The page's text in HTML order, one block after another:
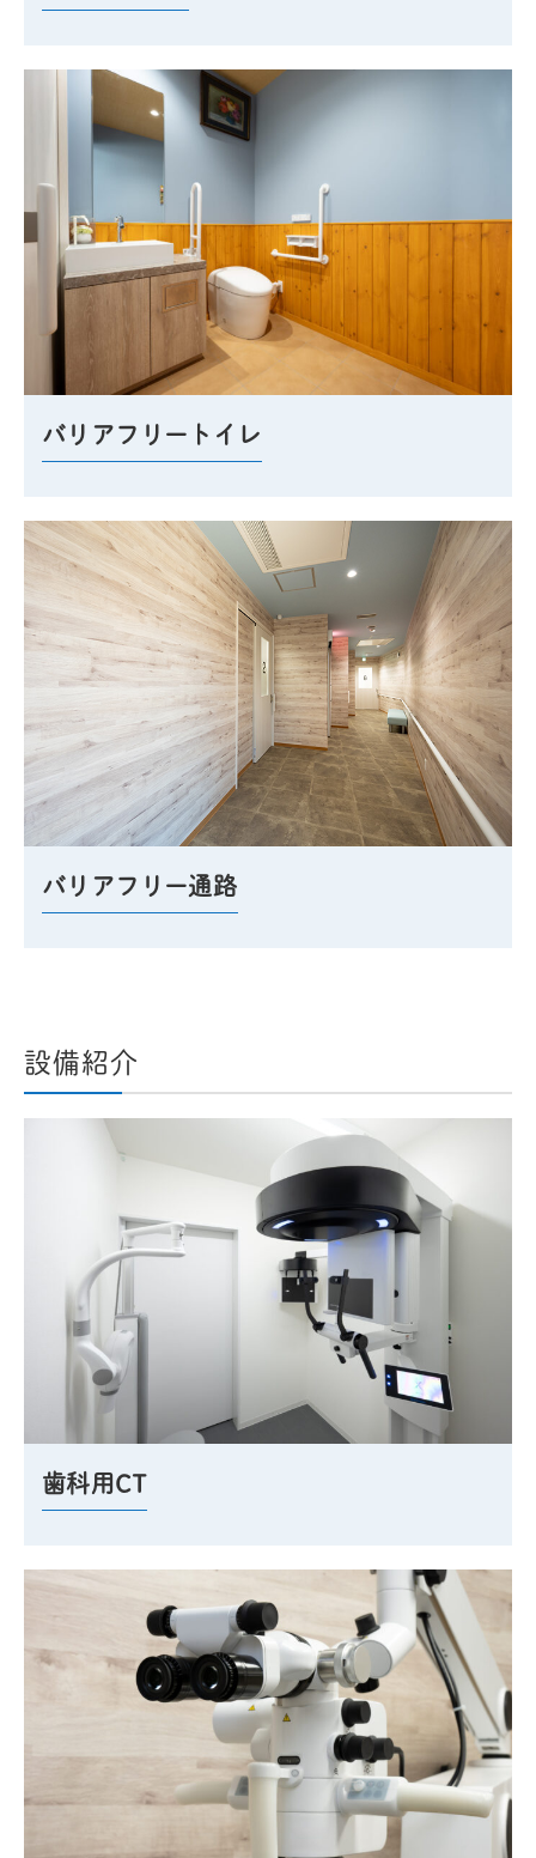
バリアフリートイレ
バリアフリー通路
設備紹介
歯科用CT